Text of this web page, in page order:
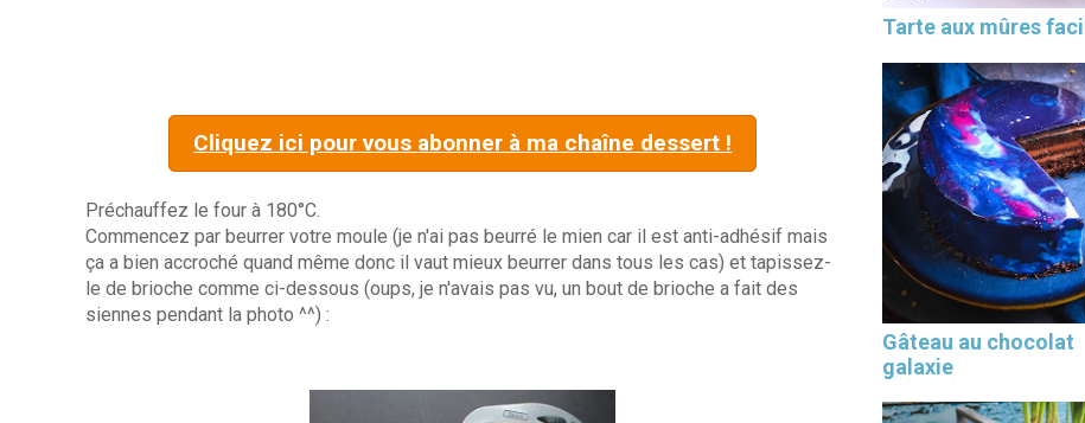
Cliquez ici pour vous abonner à ma chaîne dessert !
Préchauffez le four à 180°C.
Commencez par beurrer votre moule (je n'ai pas beurré le mien car il est anti-adhésif mais
ça a bien accroché quand même donc il vaut mieux beurrer dans tous les cas) et tapissez-
le de brioche comme ci-dessous (oups, je n'avais pas vu, un bout de brioche a fait des
siennes pendant la photo ^^) :
Tarte aux mûres
Gâteau au chocolat
galaxie